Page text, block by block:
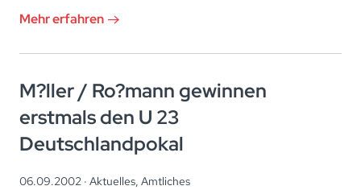
Mehr erfahren
M?ller / Ro?mann gewinnen
erstmals den U 23
Deutschlandpokal
06.09.2002 · Aktuelles, Amtliches